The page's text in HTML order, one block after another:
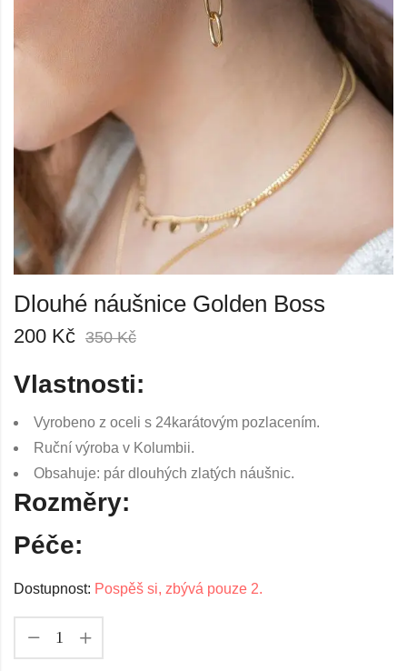
Dlouhé náušnice Golden Boss
200 Kč 350Kč
Vlastnosti:
Vyrobeno z oceli s 24karátovým pozlacením.
Ruční výroba v Kolumbii.
Obsahuje: pár dlouhých zlatých náušnic.
Rozměry:
Péče:
Dostupnost: Pospěš si, zbývá pouze 2.